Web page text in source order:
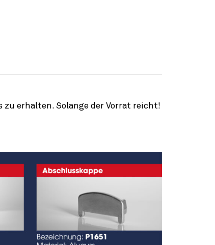
zu erhalten. Solange der Vorrat reicht!